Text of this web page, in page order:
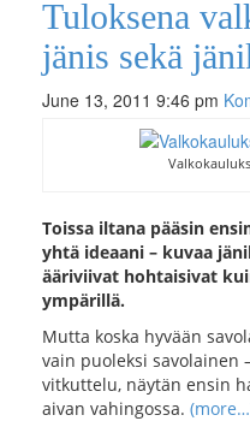
Tuloksena
jänis sekä
June 13, 2011 9:46 pm
Toissa iltana pääsin
yhtä ideaani – kuvaa
ääriviivat hohtaisivat
ympärillä.
Mutta koska hyvään
vain puoleksi savolainen
vitkuttelu, näytän ensin
aivan vahingossa.